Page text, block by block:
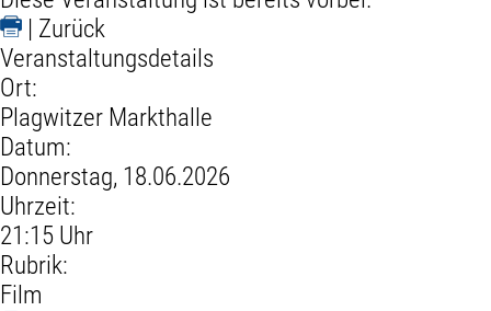
Zurück
Veranstaltungsdetails
Ort:
Plagwitzer Markthalle
Datum:
Donnerstag, 18.06.2026
Uhrzeit:
21:15 Uhr
Rubrik:
Film